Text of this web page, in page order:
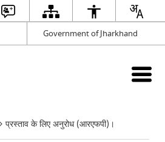
Government of Jharkhand
प्रस्ताव के लिए अनुरोध (आरएफपी)।